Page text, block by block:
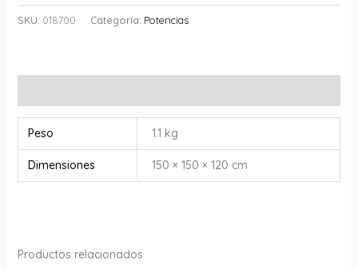
SKU: 018700 Categoría: Potencias
Peso 1.1 kg
Dimensiones 150 × 150 × 120 cm
Productos relacionados